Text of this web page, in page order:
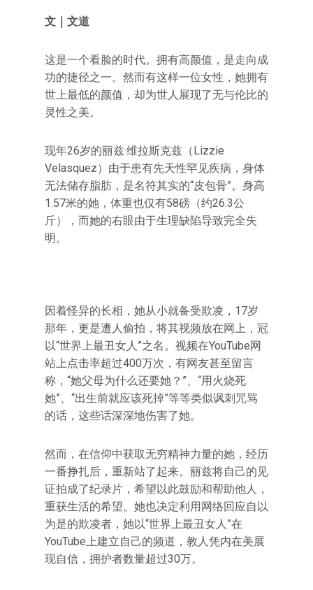
文｜文道
这是一个看脸的时代。拥有高颜值，是走向成
功的捷径之一。然而有这样一位女性，她拥有
世上最低的颜值，却为世人展现了无与伦比的
灵性之美。
现年26岁的丽兹·维拉斯克兹（Lizzie
Velasquez）由于患有先天性罕见疾病，身体
无法储存脂肪，是名符其实的“皮包骨”。身高
1.57米的她，体重也仅有58磅（约26.3公
斤），而她的右眼由于生理缺陷导致完全失
明。
因着怪异的长相，她从小就备受欺凌，17岁
那年，更是遭人偷拍，将其视频放在网上，冠
以“世界上最丑女人”之名。视频在YouTube网
站上点击率超过400万次，有网友甚至留言
称，“她父母为什么还要她？”、“用火烧死
她”、“出生前就应该死掉”等等类似讽刺咒骂
的话，这些话深深地伤害了她。
然而，在信仰中获取无穷精神力量的她，经历
一番挣扎后，重新站了起来。丽兹将自己的见
证拍成了纪录片，希望以此鼓励和帮助他人，
重获生活的希望。她也决定利用网络回应自以
为是的欺凌者，她以“世界上最丑女人”在
YouTube上建立自己的频道，教人凭内在美展
现自信，拥护者数量超过30万。